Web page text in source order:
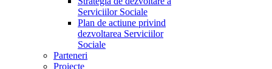
Serviciilor Sociale
Plan de actiune privind
dezvoltarea Serviciilor
Sociale
Parteneri
Proiecte